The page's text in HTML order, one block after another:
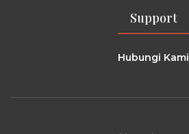
Support
Hubungi Kami